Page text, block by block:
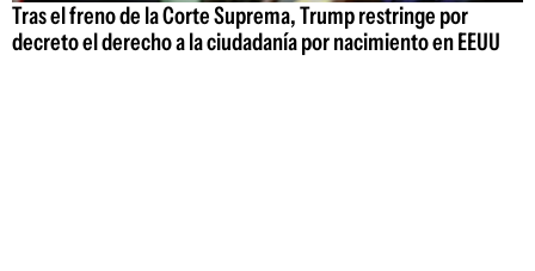
Tras el freno de la Corte Suprema, Trump restringe por
decreto el derecho a la ciudadanía por nacimiento en EEUU